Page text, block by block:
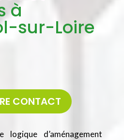
à
sur-Loire
CONTACT
logique d’aménagement